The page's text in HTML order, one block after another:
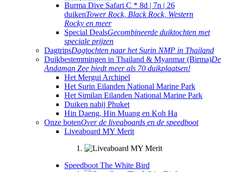
Burma Dive Safari C * 8d | 7n | 26
duikenTower Rock, Black Rock, Western
Rocky en meer
Special DealsGecombineerde duiktochten met
speciale prijzen
DagtripsDagtochten naar het Surin NMP in Thailand
Duikbestemmingen in Thailand & Myanmar (Birma)De
Andaman Zee biedt meer als 70 duikplaatsen!
Het Mergui Archipel
Het Surin Eilanden National Marine Park
Het Similan Eilanden National Marine Park
Duiken nabij Phuket
Hin Daeng, Hin Muang en Koh Ha
Onze botenOver de liveaboards en de speedboot
Liveaboard MY Merit
Speedboot The White Bird